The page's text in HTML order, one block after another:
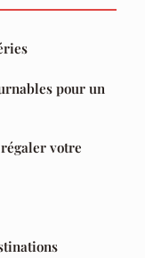
pour un
votre